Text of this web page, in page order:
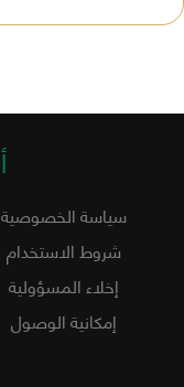
سياسة الخصوصية
شروط الاستخدام
إخلاء المسؤولية
إمكانية الوصول